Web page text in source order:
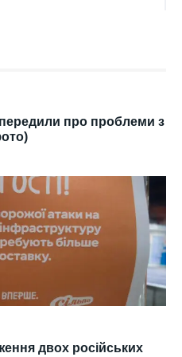
про проблеми з
двох російських